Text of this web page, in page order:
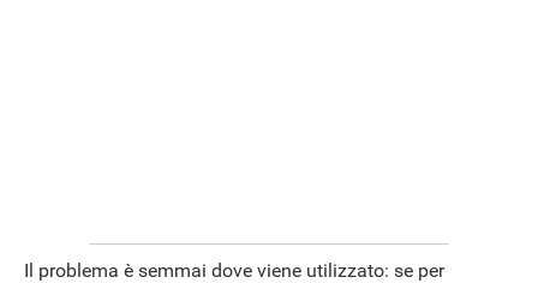
Il problema è semmai dove viene utilizzato: se per